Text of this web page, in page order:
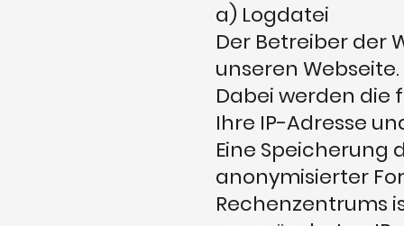
a) Logdatei
Der Betreiber der
unseren Webseite.
Dabei werden die
Ihre IP-Adresse
Eine Speicherung
anonymisierter
Rechenzentrums